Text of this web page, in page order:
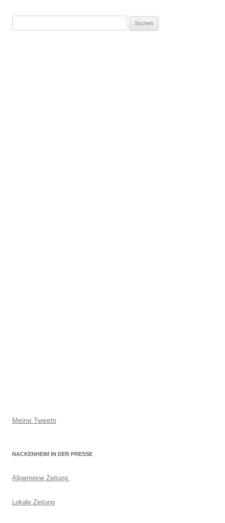
Meine Tweets
NACKENHEIM IN DER PRESSE
Allgemeine Zeitung
Lokale Zeitung